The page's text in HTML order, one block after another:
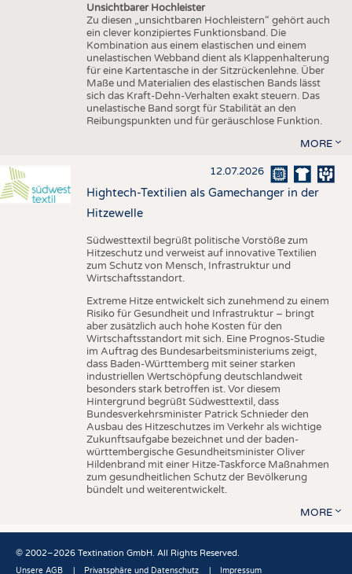
Unsichtbarer Hochleister
Zu diesen „unsichtbaren Hochleistern“ gehört auch
ein clever konzipiertes Funktionsband. Die
Kombination aus einem elastischen und einem
unelastischen Webband dient als Klappenhalterung
für eine Kartentasche in der Sitzrückenlehne. Über
Maße und Materialien des elastischen Bands lässt
sich das Kraft-Dehn-Verhalten exakt steuern. Das
unelastische Band sorgt für Stabilität an den
Reibungspunkten und für geräuschlose Funktion.
MORE
12.07.2026
Hightech-Textilien als Gamechanger in der
Hitzewelle
Südwesttextil begrüßt politische Vorstöße zum
Hitzeschutz und verweist auf innovative Textilien
zum Schutz von Mensch, Infrastruktur und
Wirtschaftsstandort.
Extreme Hitze entwickelt sich zunehmend zu einem
Risiko für Gesundheit und Infrastruktur – bringt
aber zusätzlich auch hohe Kosten für den
Wirtschaftsstandort mit sich. Eine Prognos-Studie
im Auftrag des Bundesarbeitsministeriums zeigt,
dass Baden-Württemberg mit seiner starken
industriellen Wertschöpfung deutschlandweit
besonders stark betroffen ist. Vor diesem
Hintergrund begrüßt Südwesttextil, dass
Bundesverkehrsminister Patrick Schnieder den
Ausbau des Hitzeschutzes im Verkehr als wichtige
Zukunftsaufgabe bezeichnet und der baden-
württembergische Gesundheitsminister Oliver
Hildenbrand mit einer Hitze-Taskforce Maßnahmen
zum gesundheitlichen Schutz der Bevölkerung
bündelt und weiterentwickelt.
MORE
© 2002–2026 Textination GmbH. All Rights Reserved.
Unsere AGB Privatsphäre und Datenschutz Impressum